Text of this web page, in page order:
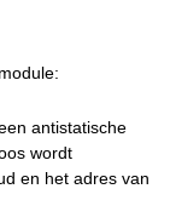
antistatische
wordt
en het adres van